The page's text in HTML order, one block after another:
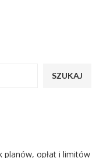
SZUKAJ
planów, opłat i limitów